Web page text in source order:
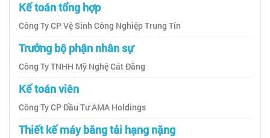
Kế toán tổng hợp
Công Ty CP Vệ Sinh Công Nghiệp Trung Tín
Trưởng bộ phận nhân sự
Công Ty TNHH Mỹ Nghệ Cát Đằng
Kế toán viên
Công Ty CP Đầu Tư AMA Holdings
Thiết kế máy băng tải hạng nặng